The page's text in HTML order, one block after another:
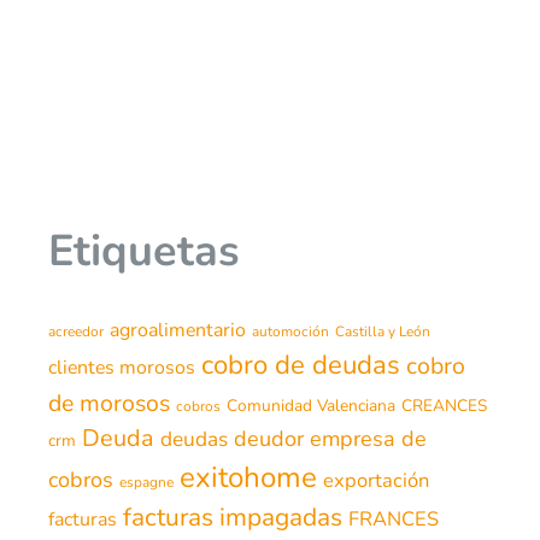
Etiquetas
acreedor agroalimentario automoción Castilla y León
clientes morosos cobro de deudas cobro
de morosos cobros Comunidad Valenciana CREANCES
crm Deuda deudas deudor empresa de
cobros espagne exitohome exportación
facturas facturas impagadas FRANCES